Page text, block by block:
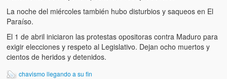
La noche del miércoles también hubo disturbios y saqueos en El
Paraíso.
El 1 de abril iniciaron las protestas opositoras contra Maduro para
exigir elecciones y respeto al Legislativo. Dejan ocho muertos y
cientos de heridos y detenidos.
chavismo llegando a su fin